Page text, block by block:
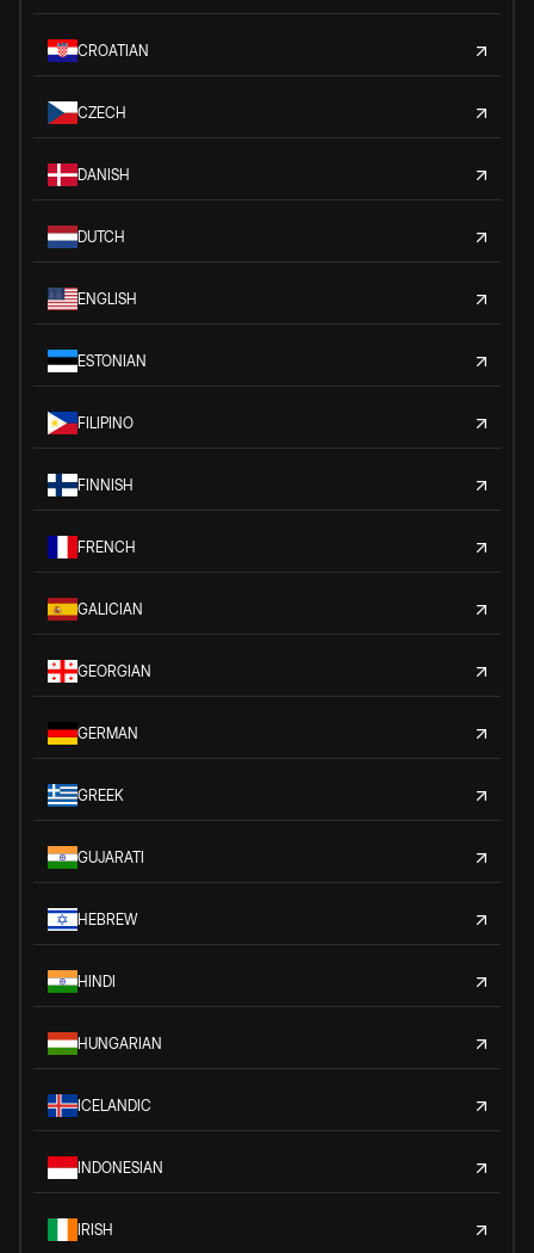
CROATIAN
CZECH
DANISH
DUTCH
ENGLISH
ESTONIAN
FILIPINO
FINNISH
FRENCH
GALICIAN
GEORGIAN
GERMAN
GREEK
GUJARATI
HEBREW
HINDI
HUNGARIAN
ICELANDIC
INDONESIAN
IRISH